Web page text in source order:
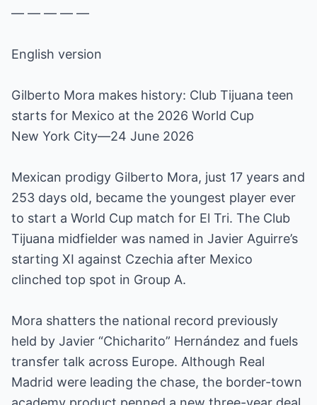
— — — — —
English version
Gilberto Mora makes history: Club Tijuana teen
starts for Mexico at the 2026 World Cup
New York City—24 June 2026
Mexican prodigy Gilberto Mora, just 17 years and
253 days old, became the youngest player ever
to start a World Cup match for El Tri. The Club
Tijuana midfielder was named in Javier Aguirre’s
starting XI against Czechia after Mexico
clinched top spot in Group A.
Mora shatters the national record previously
held by Javier “Chicharito” Hernández and fuels
transfer talk across Europe. Although Real
Madrid were leading the chase, the border-town